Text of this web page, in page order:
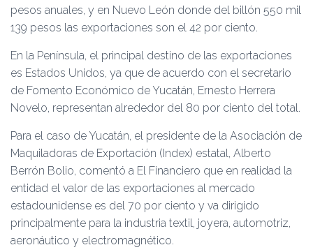
pesos anuales, y en Nuevo León donde del billón 550 mil
139 pesos las exportaciones son el 42 por ciento.
En la Península, el principal destino de las exportaciones
es Estados Unidos, ya que de acuerdo con el secretario
de Fomento Económico de Yucatán, Ernesto Herrera
Novelo, representan alrededor del 80 por ciento del total.
Para el caso de Yucatán, el presidente de la Asociación de
Maquiladoras de Exportación (Index) estatal, Alberto
Berrón Bolio, comentó a El Financiero que en realidad la
entidad el valor de las exportaciones al mercado
estadounidense es del 70 por ciento y va dirigido
principalmente para la industria textil, joyera, automotriz,
aeronáutico y electromagnético.